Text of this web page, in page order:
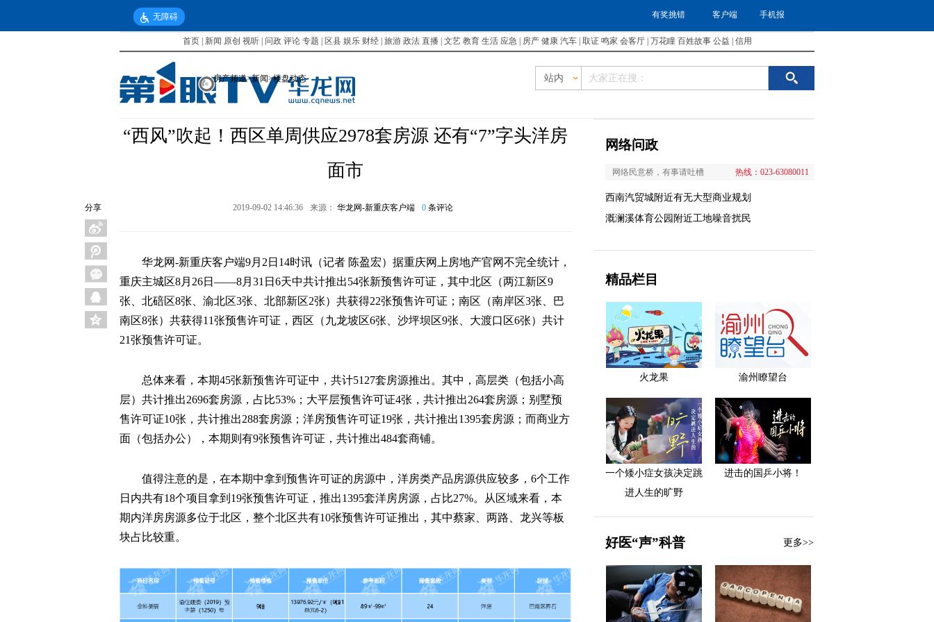
无障碍 有奖挑错 客户端 手机报
首页| 新闻 原创 视听| 问政 评论 专题 区县 娱乐 财经| 旅游 政法 直播| 文艺 教育 生活 应急 房产 健康 汽车| 取证 鸣家 会客厅| 万花瞳 百姓故事 公益 信用
房产频道>新闻>楼盘动态 站内
分享
“西风”吹起！西区单周供应2978套房源 还有“7”字头洋房
面市
2019-09-02 14:46:36 来源： 华龙网-新重庆客户端 0 条评论
华龙网-新重庆客户端9月2日14时讯 （记者 陈盈宏）据重庆网上房地产官网不完全统计，
重庆主城区8月26日——8月31日6天中共计推出54张新预售许可证，其中北区（两江新区9
张、北碚区8张、渝北区3张、北部新区2张）共获得22张预售许可证；南区（南岸区3张、巴
南区8张）共获得11张预售许可证，西区（九龙坡区6张、沙坪坝区9张、大渡口区6张）共计
21张预售许可证。
总体来看，本期45张新预售许可证中，共计5127套房源推出。其中，高层类（包括小高
层）共计推出2696套房源，占比53%；大平层预售许可证4张，共计推出264套房源；别墅预
售许可证10张，共计推出288套房源；洋房预售许可证19张，共计推出1395套房源；而商业方
面（包括办公），本期则有9张预售许可证，共计推出484套商铺。
值得注意的是，在本期中拿到预售许可证的房源中，洋房类产品房源供应较多，6个工作
日内共有18个项目拿到19张预售许可证，推出1395套洋房房源，占比27%。从区域来看，本
期内洋房房源多位于北区，整个北区共有10张预售许可证推出，其中蔡家、两路、龙兴等板
块占比较重。
网络问政
网络民意桥，有事请吐槽 热线：023-63080011
西南汽贸城附近有无大型商业规划
溉澜溪体育公园附近工地噪音扰民
精品栏目
火龙果 渝州瞭望台
一个矮小症女孩决定跳
进人生的旷野
进击的国乒小将！
好医“声”科普 更多>>